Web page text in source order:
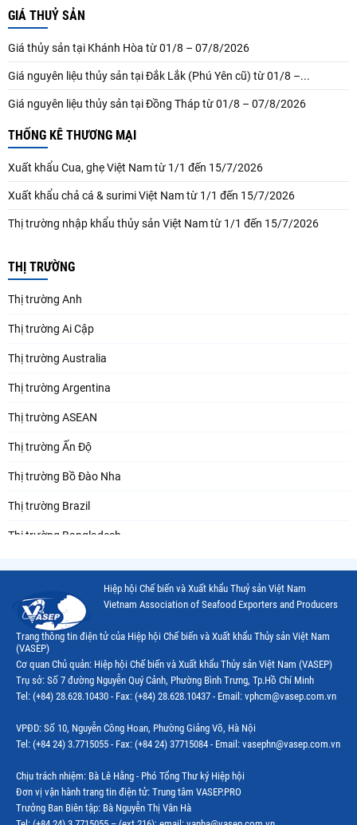
GIÁ THUỶ SẢN
Giá thủy sản tại Khánh Hòa từ 01/8 – 07/8/2026
Giá nguyên liệu thủy sản tại Đắk Lắk (Phú Yên cũ) từ 01/8 –...
Giá nguyên liệu thủy sản tại Đồng Tháp từ 01/8 – 07/8/2026
THỐNG KÊ THƯƠNG MẠI
Xuất khẩu Cua, ghẹ Việt Nam từ 1/1 đến 15/7/2026
Xuất khẩu chả cá & surimi Việt Nam từ 1/1 đến 15/7/2026
Thị trường nhập khẩu thủy sản Việt Nam từ 1/1 đến 15/7/2026
THỊ TRƯỜNG
Thị trường Anh
Thị trường Ai Cập
Thị trường Australia
Thị trường Argentina
Thị trường ASEAN
Thị trường Ấn Độ
Thị trường Bồ Đào Nha
Thị trường Brazil
Thị trường Bangladesh
Thị trường Canada
Thị trường Ecuador
Thị trường EU
Thị trường Indonesia
Thị trường Mỹ
Thị trường Nga
Thị trường Hàn Quốc
Hiệp hội Chế biến và Xuất khẩu Thuỷ sản Việt Nam
Vietnam Association of Seafood Exporters and Producers
Trang thông tin điện tử của Hiệp hội Chế biến và Xuất khẩu Thủy sản Việt Nam
(VASEP)
Cơ quan Chủ quản: Hiệp hội Chế biến và Xuất khẩu Thủy sản Việt Nam (VASEP)
Trụ sở: Số 7 đường Nguyễn Quý Cảnh, Phường Bình Trưng, Tp.Hồ Chí Minh
Tel: (+84) 28.628.10430 - Fax: (+84) 28.628.10437 - Email: vphcm@vasep.com.vn
VPĐD: Số 10, Nguyễn Công Hoan, Phường Giảng Võ, Hà Nội
Tel: (+84 24) 3.7715055 - Fax: (+84 24) 37715084 - Email: vasephn@vasep.com.vn
Chịu trách nhiệm: Bà Lê Hằng - Phó Tổng Thư ký Hiệp hội
Đơn vị vận hành trang tin điện tử: Trung tâm VASEP.PRO
Trưởng Ban Biên tập: Bà Nguyễn Thị Vân Hà